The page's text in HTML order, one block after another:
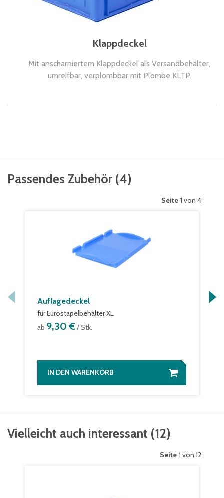
Klappdeckel
Mit anscharniertem Klappdeckel als Versandbehälter,
umreifbar, verplombbar mit Plombe KLTP.
Passendes Zubehör (4)
Seite 1 von 4
Auflagedeckel
für Eurostapelbehälter XL
ab 9,30 €/ Stk.
IN DEN WARENKORB
Vielleicht auch interessant (12)
Seite 1 von 12